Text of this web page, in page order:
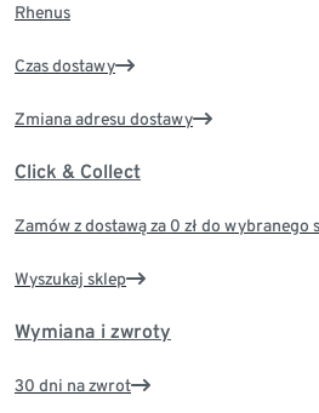
Rhenus
Czas dostawy
Zmiana adresu dostawy
Click & Collect
Zamów z dostawą za 0 zł do wybranego
Wyszukaj sklep
Wymiana i zwroty
30 dni na zwrot